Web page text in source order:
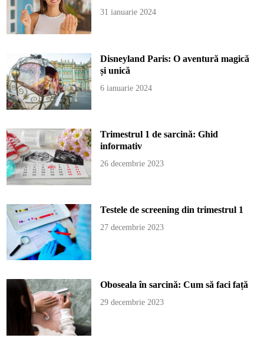
31 ianuarie 2024
Disneyland Paris: O aventură magică
și unică
6 ianuarie 2024
Trimestrul 1 de sarcină: Ghid
informativ
26 decembrie 2023
Testele de screening din trimestrul 1
27 decembrie 2023
Oboseala în sarcină: Cum să faci față
29 decembrie 2023